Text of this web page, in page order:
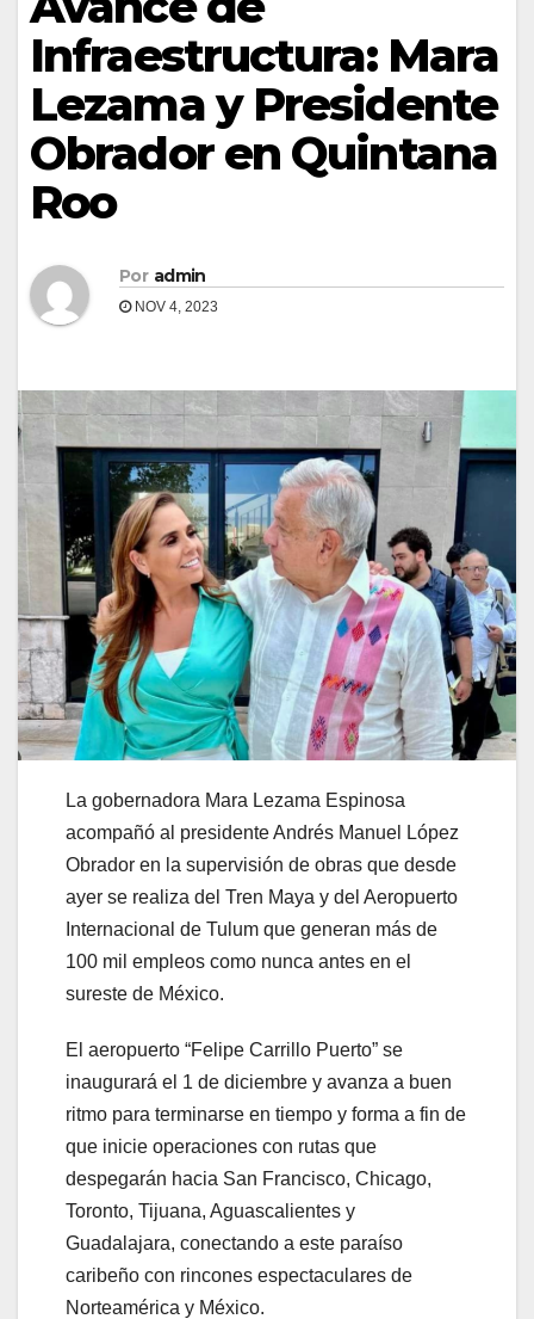
Infraestructura: Mara
Lezama y Presidente
Obrador en Quintana
Roo
Por admin
NOV 4, 2023
La gobernadora Mara Lezama Espinosa
acompañó al presidente Andrés Manuel López
Obrador en la supervisión de obras que desde
ayer se realiza del Tren Maya y del Aeropuerto
Internacional de Tulum que generan más de
100 mil empleos como nunca antes en el
sureste de México.
El aeropuerto “Felipe Carrillo Puerto” se
inaugurará el 1 de diciembre y avanza a buen
ritmo para terminarse en tiempo y forma a fin de
que inicie operaciones con rutas que
despegarán hacia San Francisco, Chicago,
Toronto, Tijuana, Aguascalientes y
Guadalajara, conectando a este paraíso
caribeño con rincones espectaculares de
Norteamérica y México.